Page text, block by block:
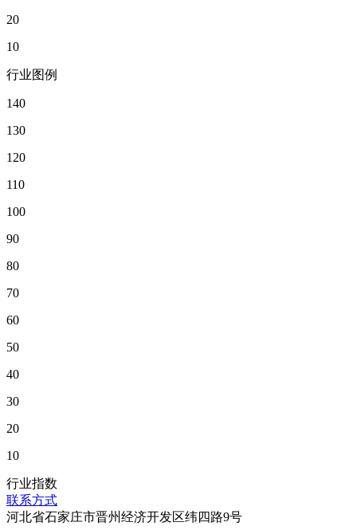
20
10
行业图例
140
130
120
110
100
90
80
70
60
50
40
30
20
10
行业指数
联系方式
河北省石家庄市晋州经济开发区纬四路9号